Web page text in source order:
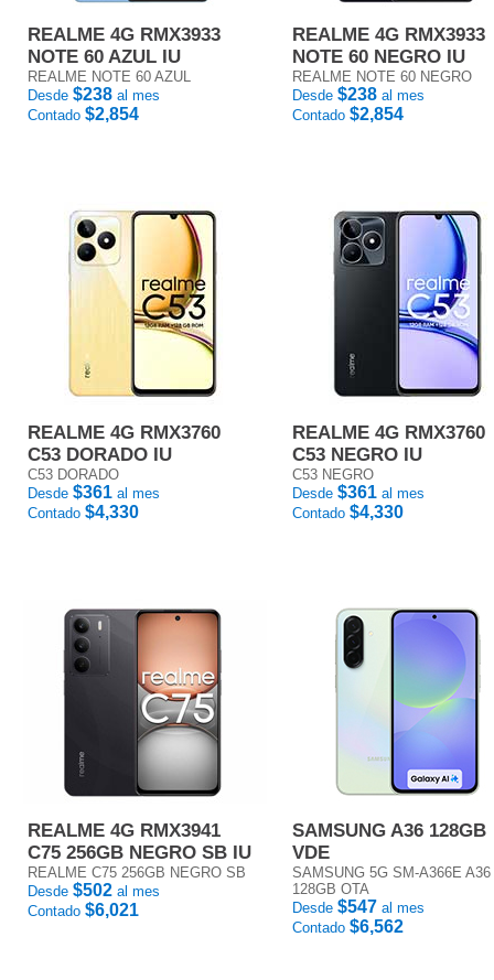
REALME 4G RMX3933
NOTE 60 AZUL IU
REALME NOTE 60 AZUL
Desde $238 al mes
Contado $2,854
REALME 4G RMX3933
NOTE 60 NEGRO IU
REALME NOTE 60 NEGRO
Desde $238 al mes
Contado $2,854
REALME 4G RMX3760
C53 DORADO IU
C53 DORADO
Desde $361 al mes
Contado $4,330
REALME 4G RMX3760
C53 NEGRO IU
C53 NEGRO
Desde $361 al mes
Contado $4,330
REALME 4G RMX3941
C75 256GB NEGRO SB IU
REALME C75 256GB NEGRO SB
Desde $502 al mes
Contado $6,021
SAMSUNG A36 128GB
VDE
SAMSUNG 5G SM-A366E A36
128GB OTA
Desde $547 al mes
Contado $6,562